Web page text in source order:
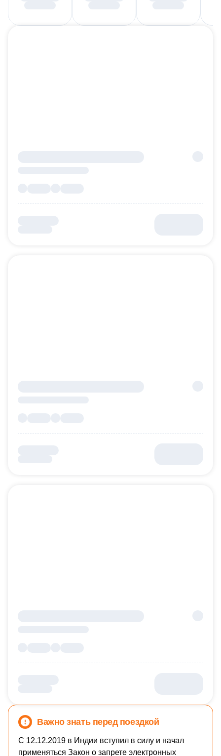
Важно знать перед поездкой
С 12.12.2019 в Индии вступил в силу и начал
применяться Закон о запрете электронных